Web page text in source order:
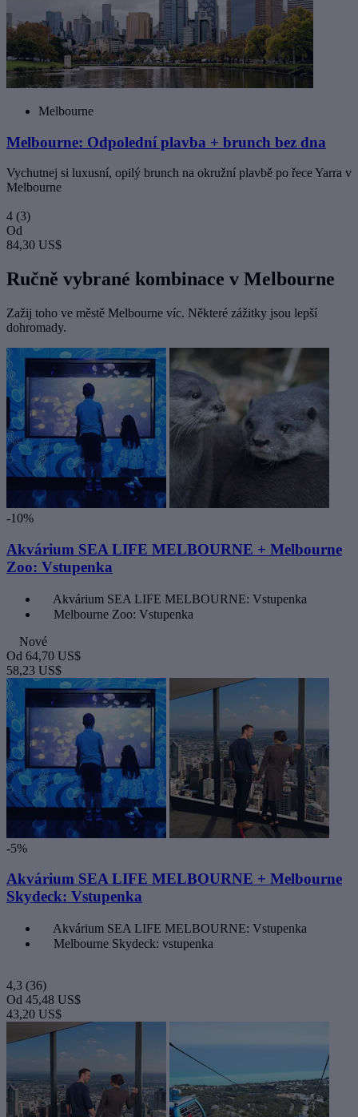
Melbourne
Melbourne: Odpolední plavba + brunch bez dna
Vychutnej si luxusní, opilý brunch na okružní plavbě po řece Yarra v
Melbourne
4 (3)
Od
84,30 US$
Ručně vybrané kombinace v Melbourne
Zažij toho ve městě Melbourne víc. Některé zážitky jsou lepší
dohromady.
-10%
Akvárium SEA LIFE MELBOURNE + Melbourne
Zoo: Vstupenka
Akvárium SEA LIFE MELBOURNE: Vstupenka
Melbourne Zoo: Vstupenka
Nové
Od 64,70 US$
58,23 US$
-5%
Akvárium SEA LIFE MELBOURNE + Melbourne
Skydeck: Vstupenka
Akvárium SEA LIFE MELBOURNE: Vstupenka
Melbourne Skydeck: vstupenka
4,3 (36)
Od 45,48 US$
43,20 US$